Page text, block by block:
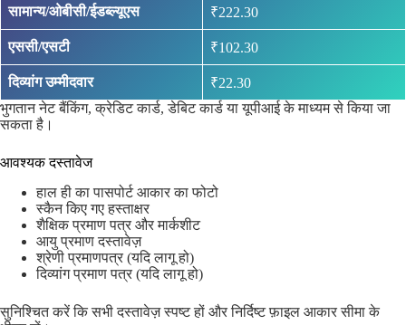
सामान्य/ओबीसी/ईडब्ल्यूएस ₹222.30
एससी/एसटी ₹102.30
दिव्यांग उम्मीदवार
₹22.30
भुगतान नेट बैंकिंग, क्रेडिट कार्ड, डेबिट कार्ड या यूपीआई के माध्यम से किया जा
सकता है।
आवश्यक दस्तावेज
हाल ही का पासपोर्ट आकार का फोटो
स्कैन किए गए हस्ताक्षर
शैक्षिक प्रमाण पत्र और मार्कशीट
आयु प्रमाण दस्तावेज़
श्रेणी प्रमाणपत्र (यदि लागू हो)
दिव्यांग प्रमाण पत्र (यदि लागू हो)
सुनिश्चित करें कि सभी दस्तावेज़ स्पष्ट हों और निर्दिष्ट फ़ाइल आकार सीमा के